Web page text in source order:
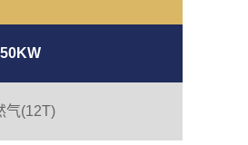
气(12T)